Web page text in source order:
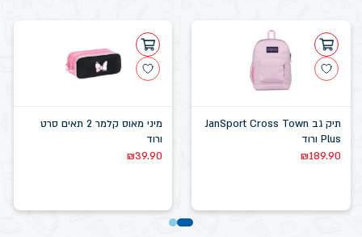
תיק גב JanSport Cross Town
Plus ורוד
₪189.90
מיני מאוס קלמר 2 תאים סרט
ורוד
₪39.90